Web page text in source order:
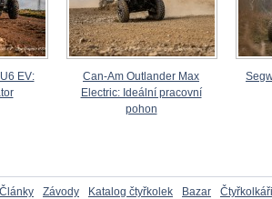
EV:
Can-Am Outlander Max
Electric: Ideální pracovní
pohon
Články Závody Katalog čtyřkolek Bazar Čtyřkolkáři